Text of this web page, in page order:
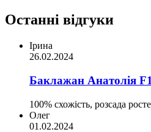
Останні відгуки
Ірина
26.02.2024
Баклажан Анатолія
100% схожість, розсада
Олег
01.02.2024